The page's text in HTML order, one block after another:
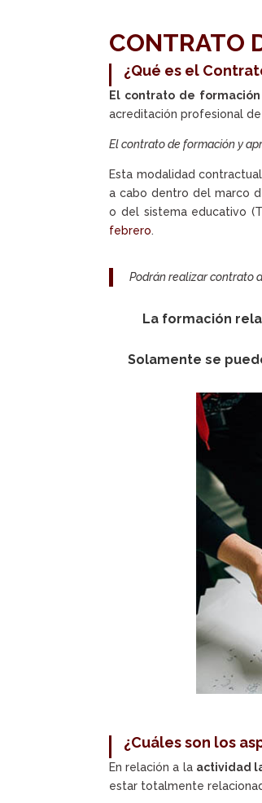
CONTRATO
¿Qué es el
El contrato de
acreditación profesional
El contrato de formación y
Esta modalidad
a cabo dentro del marco
o del sistema educativo
febrero.
Podrán realizar contrato
La formación
Solamente se
¿Cuáles son los
En relación a la actividad
estar totalmente